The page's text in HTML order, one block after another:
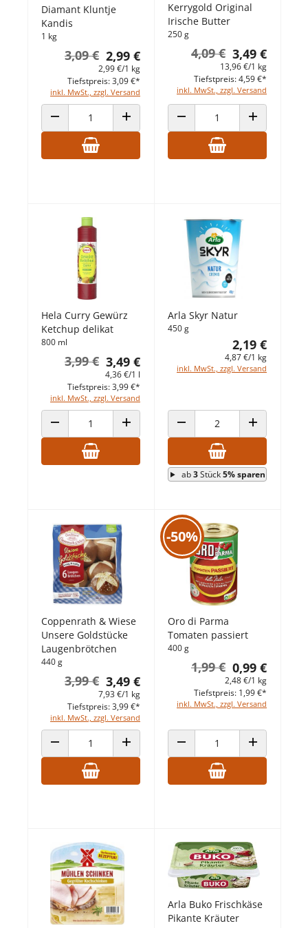
Diamant Kluntje
Kandis
1 kg
2,99 €
3,09 €
2,99 €/1 kg
inkl. MwSt., zzgl. Versand
Tiefstpreis: 3,09 €*
ANZAHL VERRINGERNANZAHL ERHÖHEN
Kerrygold Original
Irische Butter
250 g
3,49 €
4,09 €
13,96 €/1 kg
inkl. MwSt., zzgl. Versand
Tiefstpreis: 4,59 €*
ANZAHL VERRINGERNANZAHL
Hela Curry Gewürz
Ketchup delikat
800 ml
3,49 €
3,99 €
4,36 €/1 l
inkl. MwSt., zzgl. Versand
Tiefstpreis: 3,99 €*
ANZAHL VERRINGERNANZAHL ERHÖHEN
Arla Skyr Natur
450 g
2,19 €
4,87 €/1 kg
inkl. MwSt., zzgl. Versand
ANZAHL VERRINGERNANZAHL
ab3Stück5% sparen
Coppenrath & Wiese
Unsere Goldstücke
Laugenbrötchen
440 g
3,49 €
3,99 €
7,93 €/1 kg
inkl. MwSt., zzgl. Versand
Tiefstpreis: 3,99 €*
ANZAHL VERRINGERNANZAHL ERHÖHEN
-50%
Oro di Parma
Tomaten passiert
400 g
0,99 €
1,99 €
2,48 €/1 kg
inkl. MwSt., zzgl. Versand
Tiefstpreis: 1,99 €*
ANZAHL VERRINGERNANZAHL
Arla Buko Frischkäse
Pikante Kräuter